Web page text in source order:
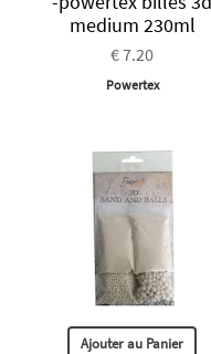
medium 230ml
€ 7.20
Powertex
Ajouter au Panier